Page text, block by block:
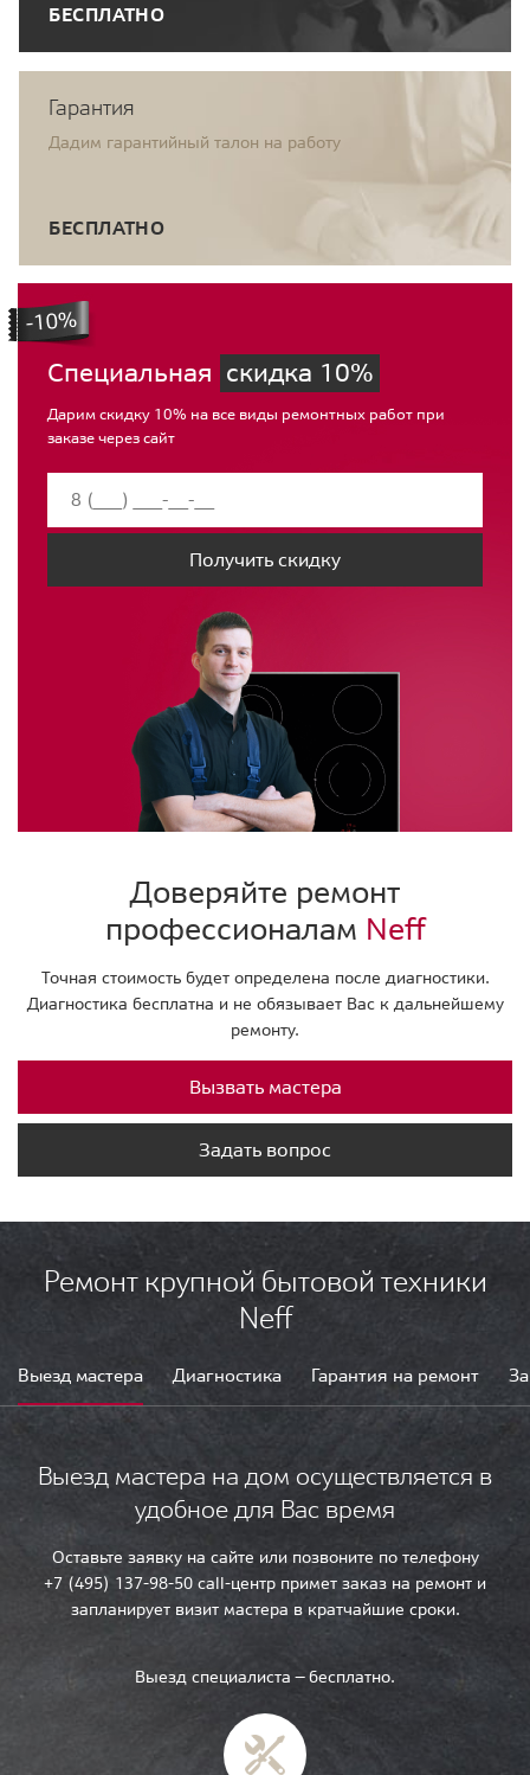
БЕСПЛАТНО
Гарантия
Дадим гарантийный талон на работу
БЕСПЛАТНО
Специальная скидка 10%
Дарим скидку 10% на все виды ремонтных работ при
заказе через сайт
Получить скидку
Доверяйте ремонт
профессионалам Neff
Точная стоимость будет определена после диагностики.
Диагностика бесплатна и не обязывает Вас к дальнейшему
ремонту.
Вызвать мастера
Задать вопрос
Ремонт крупной бытовой техники
Neff
Выезд мастера Диагностика Гарантия на ремонт
Выезд мастера на дом осуществляется в
удобное для Вас время
Оставьте заявку на сайте или позвоните по телефону
+7 (495) 137-98-50 call-центр примет заказ на ремонт и
запланирует визит мастера в кратчайшие сроки.
Выезд специалиста — бесплатно.